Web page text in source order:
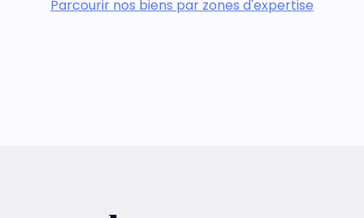
Parcourir nos biens par zones d'expertise